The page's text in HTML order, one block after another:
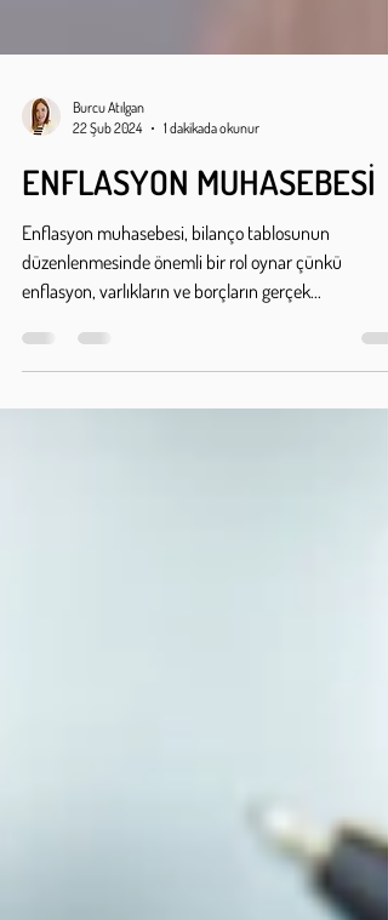
22 Şub 2024
1 dakikada okunur
ENFLASYON MUHASEBESİ
Enflasyon muhasebesi, bilanço tablosunun
enflasyon, varlıkların ve borçların gerçek...